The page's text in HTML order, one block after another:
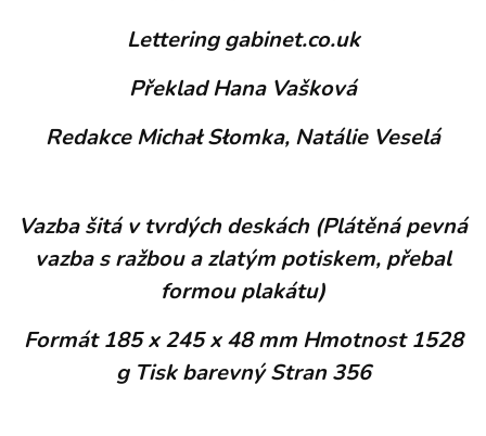
Lettering gabinet.co.uk
Překlad Hana Vašková
Redakce Michał Słomka, Natálie Veselá
Vazba šitá v tvrdých deskách (Plátěná pevná
vazba s ražbou a zlatým potiskem, přebal
formou plakátu)
Formát 185 x 245 x 48 mm Hmotnost 1528
g Tisk barevný Stran 356